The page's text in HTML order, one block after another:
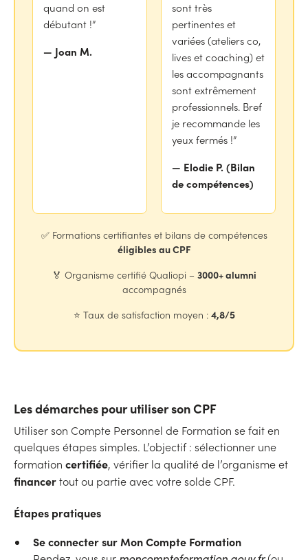
quand on est
débutant !”
— Joan M.
sont très
pertinentes et
variées (ateliers co,
lives et coaching) et
les accompagnants
sont extrêmement
professionnels. Bref
je recommande les
yeux fermés !”
— Elodie P. (Bilan
de compétences)
✅ Formations certifiantes et bilans de compétences
éligibles au CPF
🏅 Organisme certifié Qualiopi – 3000+ alumni
accompagnés
⭐ Taux de satisfaction moyen : 4,8/5
Les démarches pour utiliser son CPF
Utiliser son Compte Personnel de Formation se fait en
quelques étapes simples. L’objectif : sélectionner une
formation certifiée, vérifier la qualité de l’organisme et
financertout ou partie avec votre solde CPF.
Étapes pratiques
Se connecter sur Mon Compte Formation